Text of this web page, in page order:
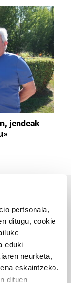
pertsonala,
ditugu, cookie
eduki
neurketa,
eskaintzeko.
dituen
jendeak